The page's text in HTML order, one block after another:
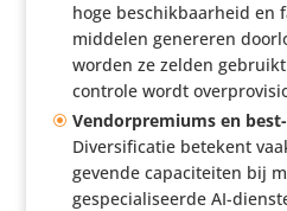
hoge beschik­baar­heid en
middelen genereren
worden ze zelden
controle wordt
Vendor­pre­miums en
Diver­si­fi­catie betekent
ge­vende capa­ci­teiten bij
gespe­ci­a­li­seerde AI-